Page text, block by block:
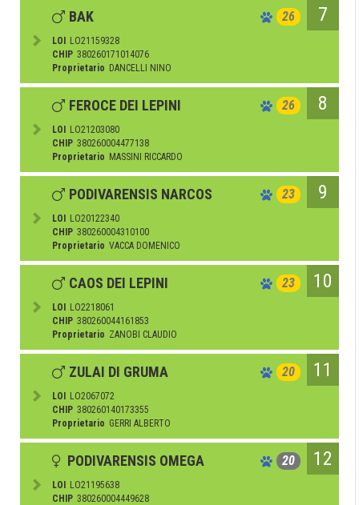
BAK 26 7
LOI
LO21159328
CHIP 380260171014076
Proprietario DANCELLI NINO
FEROCE DEI LEPINI 26 8
LOI
LO21203080
CHIP 380260004477138
Proprietario MASSINI RICCARDO
PODIVARENSIS NARCOS 23 9
LOI
LO20122340
CHIP 380260004310100
Proprietario VACCA DOMENICO
CAOS DEI LEPINI 23 10
LOI
LO2218061
CHIP 380260044161853
Proprietario ZANOBI CLAUDIO
ZULAI DI GRUMA 20 11
LOI
LO2067072
CHIP 380260140173355
Proprietario GERRI ALBERTO
PODIVARENSIS OMEGA 20 12
LOI
LO21195638
CHIP 380260004449628